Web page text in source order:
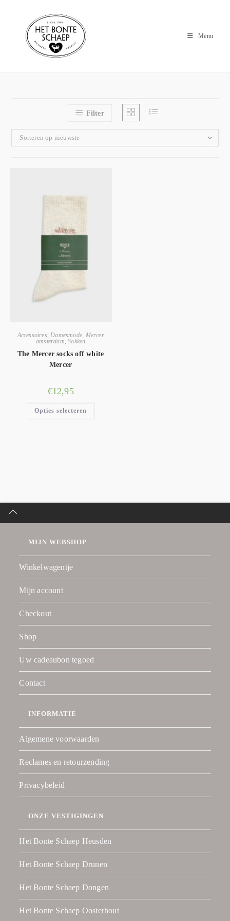
Menu
Filter
Sorteren op nieuwste
Accessoires Damesmode Mercer
amsterdam ,Sokken
The Mercer socks off white
Mercer
€12,95
Opties selecteren
MIJN WEBSHOP
Winkelwagentje
Mijn account
Checkout
Shop
Uw cadeaubon tegoed
Contact
INFORMATIE
Algemene voorwaarden
Reclames en retourzending
Privacybeleid
ONZE VESTIGINGEN
Het Bonte Schaep Heusden
Het Bonte Schaep Drunen
Het Bonte Schaep Dongen
Het Bonte Schaep Oosterhout